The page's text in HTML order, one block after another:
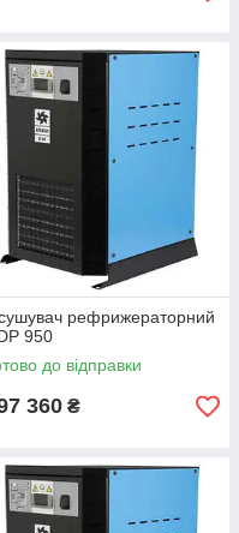
рефрижераторний
950
до відправки
360 ₴